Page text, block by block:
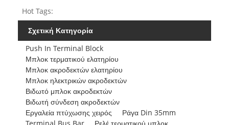
Hot Tags:
Σχετική Κατηγορία
Push In Terminal Block
Μπλοκ τερματικού ελατηρίου
Μπλοκ ακροδεκτών ελατηρίου
Μπλοκ ηλεκτρικών ακροδεκτών
Βιδωτό μπλοκ ακροδεκτών
Βιδωτή σύνδεση ακροδεκτών
Εργαλεία πτύχωσης χειρός
Ράγα Din 35mm